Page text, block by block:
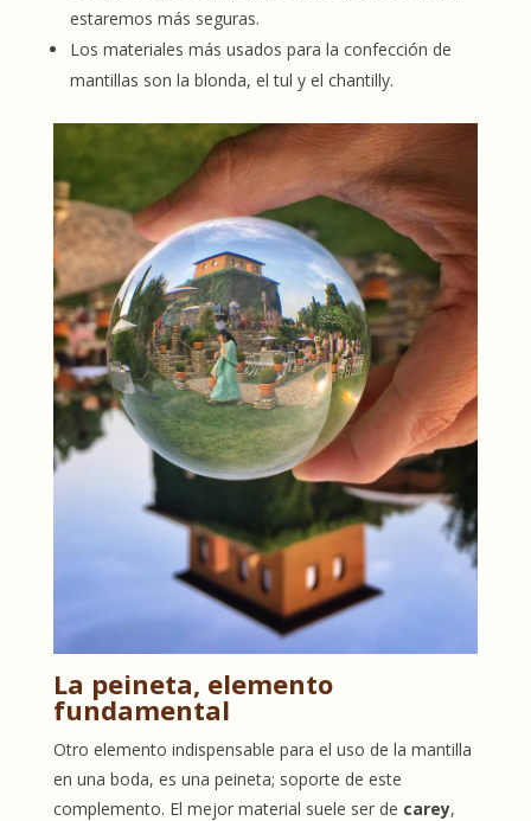
estaremos más seguras.
Los materiales más usados para la confección de
mantillas son la blonda, el tul y el chantilly.
La peineta, elemento
fundamental
Otro elemento indispensable para el uso de la mantilla
en una boda, es una peineta; soporte de este
complemento. El mejor material suele ser de carey,